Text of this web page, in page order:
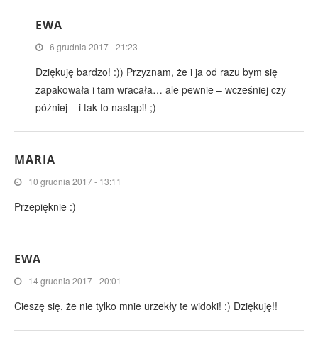
EWA
6 grudnia 2017 - 21:23
Dziękuję bardzo! :)) Przyznam, że i ja od razu bym się
zapakowała i tam wracała… ale pewnie – wcześniej czy
później – i tak to nastąpi! ;)
MARIA
10 grudnia 2017 - 13:11
Przepięknie :)
EWA
14 grudnia 2017 - 20:01
Cieszę się, że nie tylko mnie urzekły te widoki! :) Dziękuję!!